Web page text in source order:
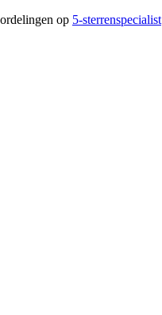
op 5-sterrenspecialist